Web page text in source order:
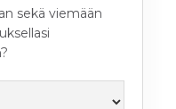
sekä viemään